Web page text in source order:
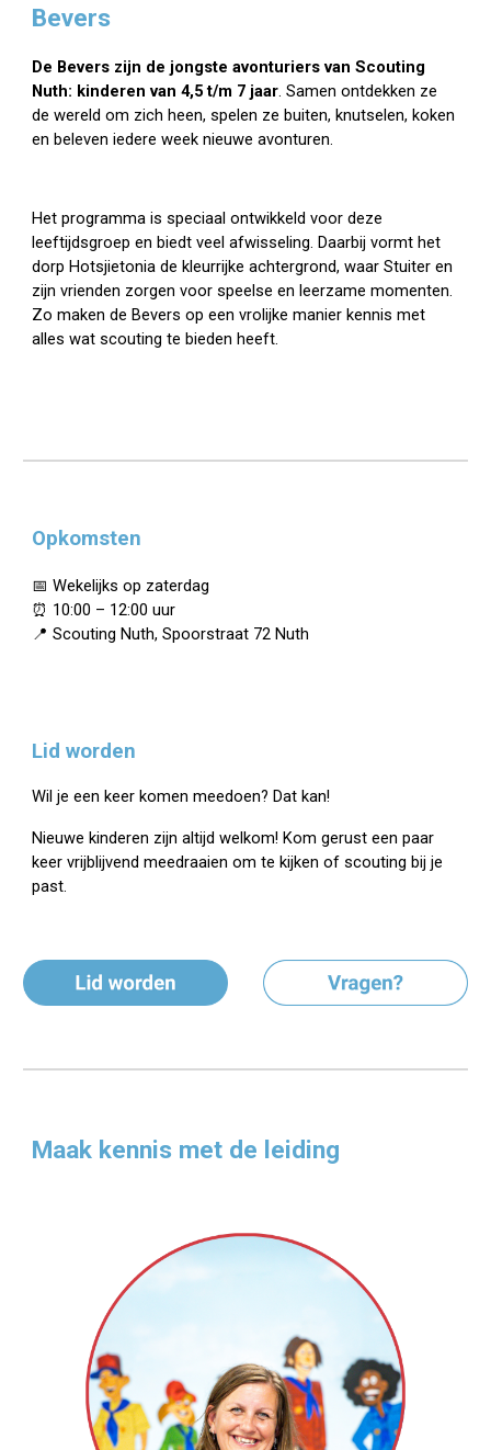
Bevers
De Bevers zijn de jongste avonturiers van Scouting
Nuth: kinderen van 4,5 t/m 7 jaar. Samen ontdekken ze
de wereld om zich heen, spelen ze buiten, knutselen, koken
en beleven iedere week nieuwe avonturen.
Het programma is speciaal ontwikkeld voor deze
leeftijdsgroep en biedt veel afwisseling. Daarbij vormt het
dorp Hotsjietonia de kleurrijke achtergrond, waar Stuiter en
zijn vrienden zorgen voor speelse en leerzame momenten.
Zo maken de Bevers op een vrolijke manier kennis met
alles wat scouting te bieden heeft.
Opkomsten
📅 Wekelijks op zaterdag
⏰ 10:00 – 12:00 uur
📍 Scouting Nuth, Spoorstraat 72 Nuth
Lid worden
Wil je een keer komen meedoen? Dat kan!
Nieuwe kinderen zijn altijd welkom! Kom gerust een paar
keer vrijblijvend meedraaien om te kijken of scouting bij je
past.
Maak kennis met de leiding